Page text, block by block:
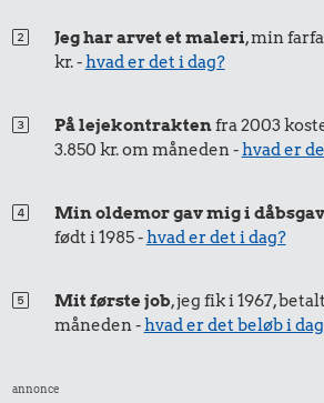
i 1998
Jeg har arvet et maleri, min
kr. -hvad er det i dag?
På lejekontraktenfra 2003
3.850 kr. om måneden -hvad er
Min oldemor gav mig i
født i 1985 -hvad er det i dag?
Mit første job, jeg fik i 1967,
måneden -hvad er det beløb i
annonce